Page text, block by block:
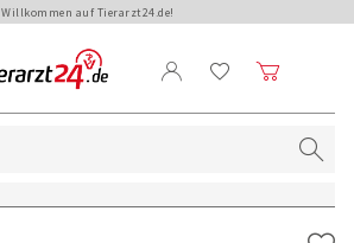
Willkommen auf Tierarzt24.de!